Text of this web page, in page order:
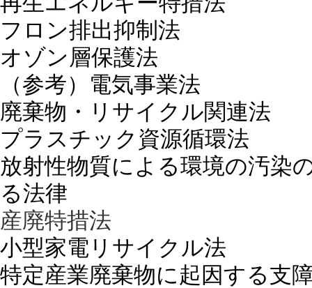
フロン排出抑制法
オゾン層保護法
（参考）電気事業法
廃棄物・リサイクル関連法
プラスチック資源循環法
放射性物質による環境の汚染
る法律
産廃特措法
小型家電リサイクル法
特定産業廃棄物に起因する支